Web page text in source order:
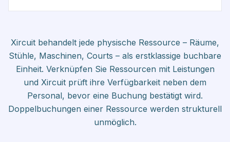
Xircuit behandelt jede physische Ressource – Räume,
Stühle, Maschinen, Courts – als erstklassige buchbare
Einheit. Verknüpfen Sie Ressourcen mit Leistungen
und Xircuit prüft ihre Verfügbarkeit neben dem
Personal, bevor eine Buchung bestätigt wird.
Doppelbuchungen einer Ressource werden strukturell
unmöglich.